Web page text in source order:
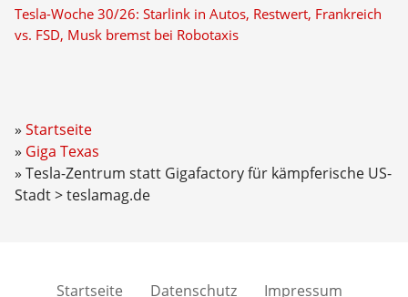
Tesla-Woche 30/26: Starlink in Autos, Restwert, Frankreich
vs. FSD, Musk bremst bei Robotaxis
Startseite
Giga Texas
Tesla-Zentrum statt Gigafactory für kämpferische US-
Stadt > teslamag.de
Startseite Datenschutz Impressum